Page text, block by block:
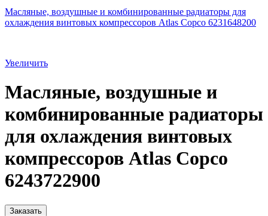
Масляные, воздушные и комбинированные радиаторы для
охлаждения винтовых компрессоров Atlas Copco 6231648200
Увеличить
Масляные, воздушные и
комбинированные радиаторы
для охлаждения винтовых
компрессоров Atlas Copco
6243722900
Заказать